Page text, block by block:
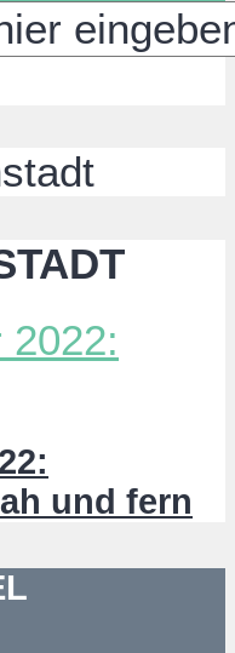
und fern